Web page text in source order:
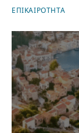
ΕΠΙΚΑΙΡΟΤΗΤΑ